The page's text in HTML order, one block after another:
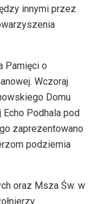
innymi przez
Pamięci o
Wczoraj
Domu
Podhala pod
zaprezentowano
podziemia
oraz Msza Św. w